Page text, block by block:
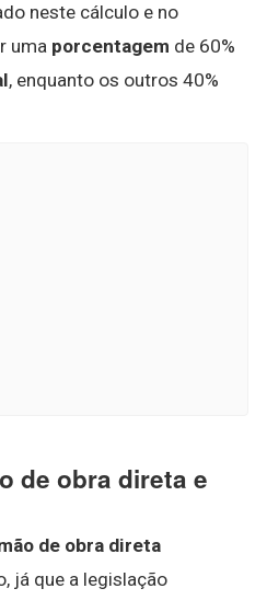
neste cálculo e no
uma porcentagem de 60%
, enquanto os outros 40%
de obra direta e
de obra direta
já que a legislação